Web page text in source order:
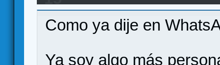
Como ya dije en
Ya soy algo más